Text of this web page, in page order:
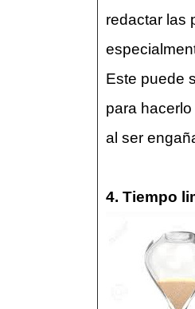
redactar las
Este puede
para
al ser
4. Tiempo